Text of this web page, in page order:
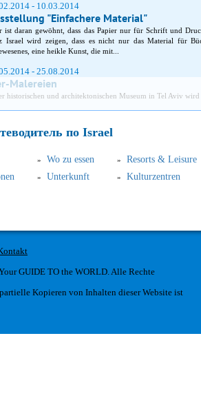
- 10.03.2014
"Einfachere Material"
ist daran gewöhnt, dass das Papier nur für Schrift und
Israel wird zeigen, dass es nicht nur das Material für
eine heikle Kunst, die mit...
- 25.08.2014
Malereien
historischen und architektonischen Museum in Tel Aviv
по Israel
Wo zu essen
Resorts & Leisure
Unterkunft Kulturzentren
GUIDE TO the WORLD. Alle Rechte
Kopieren von Inhalten dieser Website ist